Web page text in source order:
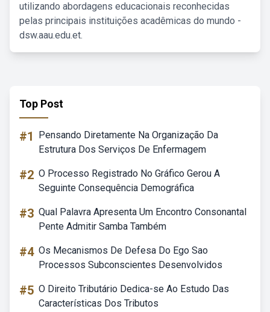
utilizando abordagens educacionais reconhecidas
pelas principais instituições acadêmicas do mundo -
dsw.aau.edu.et.
Top Post
#1
Pensando Diretamente Na Organização Da
Estrutura Dos Serviços De Enfermagem
#2 O Processo Registrado No Gráfico Gerou A
Seguinte Consequência Demográfica
#3 Qual Palavra Apresenta Um Encontro Consonantal
Pente Admitir Samba Também
#4 Os Mecanismos De Defesa Do Ego Sao
Processos Subconscientes Desenvolvidos
#5 O Direito Tributário Dedica-se Ao Estudo Das
Características Dos Tributos